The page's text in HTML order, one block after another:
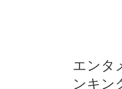
エンタ
ンキン